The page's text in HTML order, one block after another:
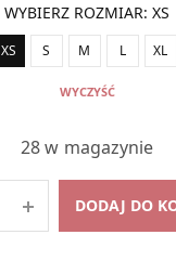
WYBIERZ ROZMIAR: XS
XS S M L XL
WYCZYŚĆ
28 w magazynie
DODAJ DO